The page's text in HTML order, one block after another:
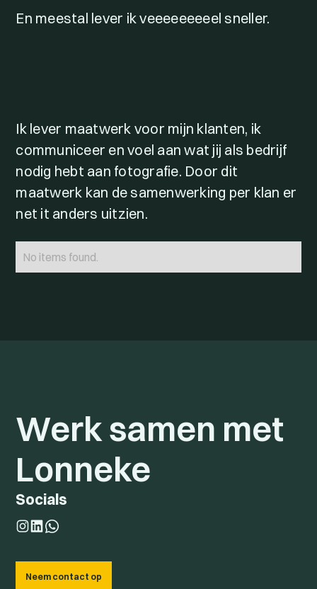
En meestal lever ik veeeeeeeeel sneller.
Ik lever maatwerk voor mijn klanten, ik
communiceer en voel aan wat jij als bedrijf
nodig hebt aan fotografie. Door dit
maatwerk kan de samenwerking per klan er
net it anders uitzien.
No items found.
Werk samen met
Lonneke
Socials
Neem contact op